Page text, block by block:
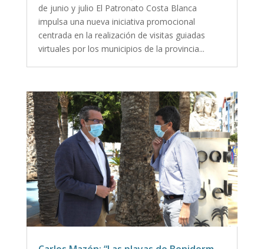
de junio y julio El Patronato Costa Blanca
impulsa una nueva iniciativa promocional
centrada en la realización de visitas guiadas
virtuales por los municipios de la provincia...